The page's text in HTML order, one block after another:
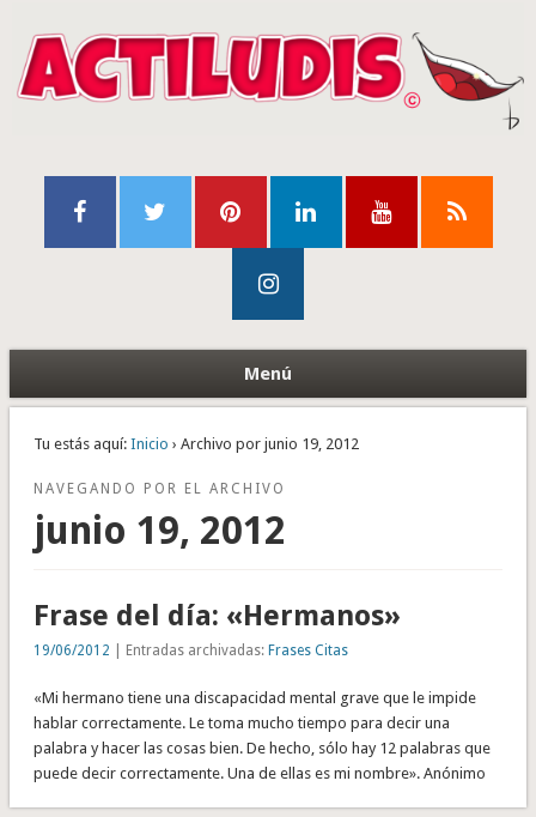
Menú
Tu estás aquí: Inicio › Archivo por junio 19, 2012
NAVEGANDO POR EL ARCHIVO
junio 19, 2012
Frase del día: «Hermanos»
19/06/2012 | Entradas archivadas: Frases Citas
«Mi hermano tiene una discapacidad mental grave que le impide
hablar correctamente. Le toma mucho tiempo para decir una
palabra y hacer las cosas bien. De hecho, sólo hay 12 palabras que
puede decir correctamente. Una de ellas es mi nombre». Anónimo